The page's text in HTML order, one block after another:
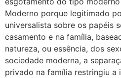
Moderno porque legitimado
universalista sobre os papéis
casamento e na família,
natureza, ou essência, dos
sociedade moderna, a
privado na família restringiu a